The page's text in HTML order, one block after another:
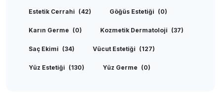
Estetik Cerrahi (42) Göğüs Estetiği (0)
Karın Germe (0) Kozmetik Dermatoloji (37)
Saç Ekimi (34) Vücut Estetiği (127)
Yüz Estetiği (130) Yüz Germe (0)